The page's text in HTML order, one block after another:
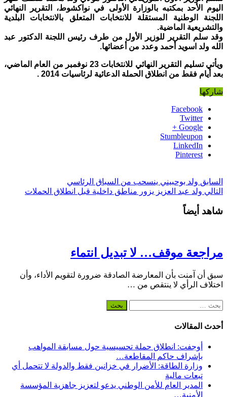
اليوم الأحد بمكتبه بالوزارة الأولى في نواكشوط، التقرير النهائي
اللجنة الوطنية المستقلة للانتخابات المتعلق بالانتخابات البلدية
والتشريعية الماضية.
وقد سلم التقرير للوزير الأول من طرف رئيس اللجنة الدكتور عبد
الله ولد اسويد أحمد وعدد من أعضائها.
ويأتي تسليم التقرير النهائي للانتخابات 23 نوفمبر من العام الماضي،
بعد أيام فقط من انطلاق الحملة الدعائية لرئاسيات 2014 .
شاركها
Facebook
Twitter
Google +
Stumbleupon
LinkedIn
Pinterest
السابق ولد بوحبيني ينسحب من السباق الرئاسي
التالي ولد عبد العزيز يزور مناطق داخلية قبل انطلاق الحملات
شاهد أيضاً
مراجعة موقف… لا تبديل انتماء
سبق أن آمنت بأن المعارضة الصادقة ضرورة لتقويم الأداء، وأن
اختلاف الرأي لا ينتقص من …
البحث
أحدث المقالات
أوجفت: انطلاق حملة تحسيسية حول مسابقة المواهب
بإشراف حاكم المقاطعة…
وزارة الطاقة: الأضرار في خزانين فقط والدولة لا تتحمل أي
تبعات مالية
المدير العام للأمن الوطني يدعو لتعزيز جاهزية المؤسسة
الأمنية…